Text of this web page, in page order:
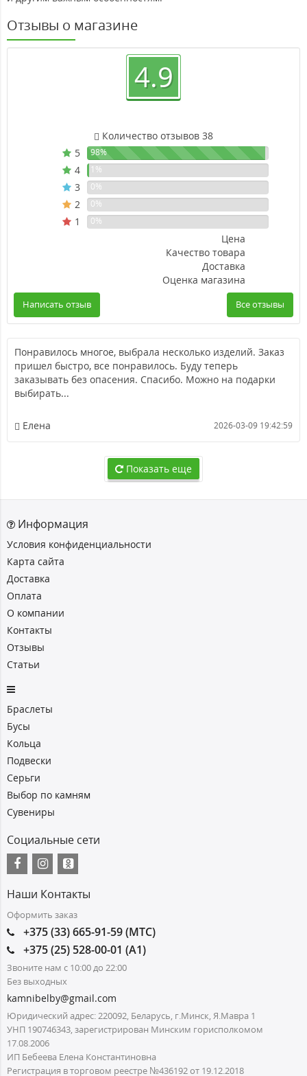
Отзывы о магазине
4.9
Количество отзывов 38
5
98%
4 1%
3 0%
2 0%
1 0%
Цена
Качество товара
Доставка
Оценка магазина
Написать отзыв Все отзывы
Понравилось многое, выбрала несколько изделий. Заказ
пришел быстро, все понравилось. Буду теперь
заказывать без опасения. Спасибо. Можно на подарки
выбирать...
Елена 2026-03-09 19:42:59
Показать еще
Информация
Условия конфиденциальности
Карта сайта
Доставка
Оплата
О компании
Контакты
Отзывы
Статьи
Браслеты
Бусы
Кольца
Подвески
Серьги
Выбор по камням
Сувениры
Социальные сети
Наши Контакты
Оформить заказ
+375 (33) 665-91-59 (МТС)
+375 (25) 528-00-01 (А1)
Звоните нам с 10:00 до 22:00
Без выходных
kamnibelby@gmail.com
Юридический адрес: 220092, Беларусь, г.Минск, Я.Мавра 1
УНП 190746343, зарегистрирован Минским горисполкомом
17.08.2006
ИП Бебеева Елена Константиновна
Регистрация в торговом реестре №436192 от 19.12.2018